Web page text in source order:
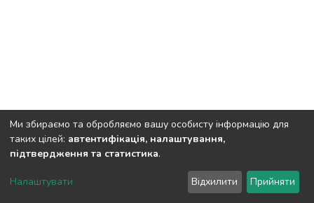
DSpace software copyright © 2002-2026 LYRASIS
Send Feedback
Ми збираємо та обробляємо вашу особисту інформацію для
таких цілей: автентифікація, налаштування,
підтвердження та статистика.
Налаштувати Відхилити Прийняти